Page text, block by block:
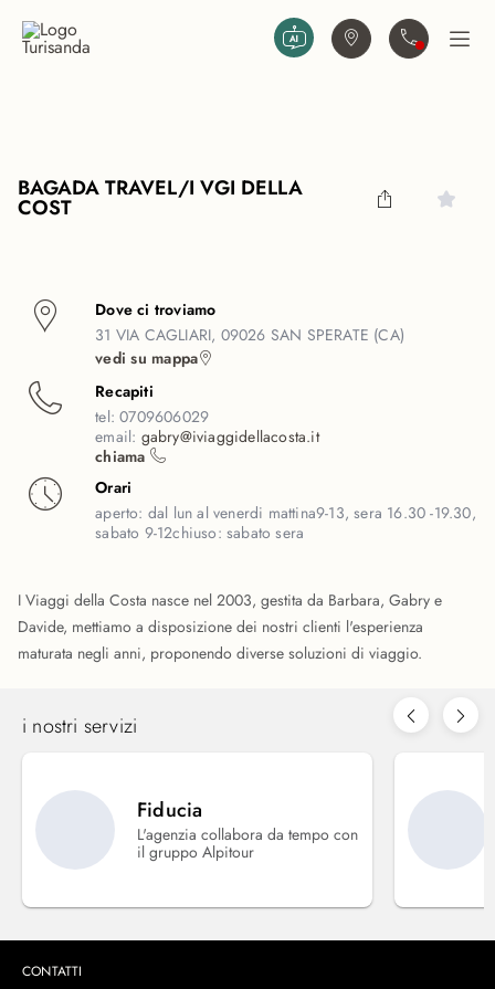
Trova agenziaContattaciApri
BAGADA TRAVEL/I VGI DELLA
COST
Dove ci troviamo
31 VIA CAGLIARI, 09026 SAN SPERATE (CA)
vedi su mappa
Recapiti
tel:0709606029
email: gabry@iviaggidellacosta.it
chiama
Orari
aperto: dal lun al venerdi mattina9-13, sera 16.30 -19.30,
sabato 9-12chiuso:sabato sera
I Viaggi della Costa nasce nel 2003, gestita da Barbara, Gabry e
Davide, mettiamo a disposizione dei nostri clienti l'esperienza
maturata negli anni, proponendo diverse soluzioni di viaggio.
i nostri servizi
Fiducia
L'agenzia collabora da tempo con
il gruppo Alpitour
CONTATTI